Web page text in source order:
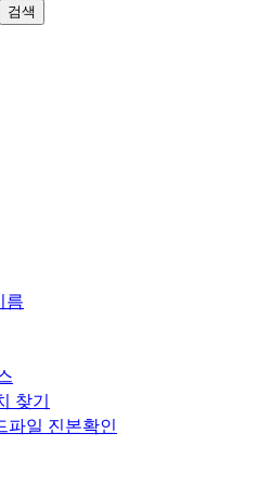
검색
름
찾기
파일 진본확인